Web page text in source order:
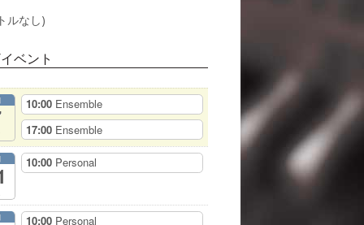
ルなし)
ベント
10:00 Ensemble
17:00 Ensemble
10:00 Personal
10:00 Personal